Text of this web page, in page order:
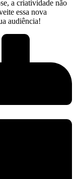
a criatividade não⁤
⁣essa ​nova
audiência!